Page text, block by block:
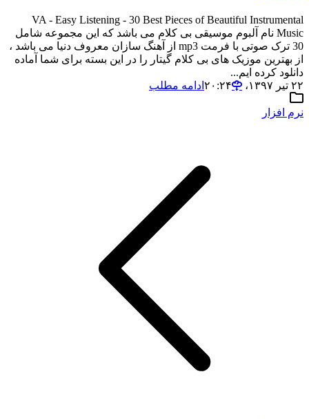
VA - Easy Listening - 30 Best Pieces of Beautiful Instrumental
Music نام آلبوم موسیقی بی کلام می باشد که این مجموعه شامل
30 ترک صوتی با فرمت mp3 از آهنگ سازان معروف دنیا می باشد ،
از بهترین موزیک های بی کلام گیتار را در این بسته برای شما آماده
دانلود کرده ایم...
۲۲ تیر ۱۳۹۷،‏ ۲۰:۲۴
ادامه مطلب
نرم افزار